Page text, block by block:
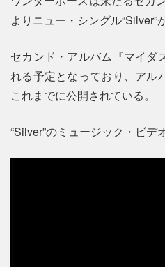
よりニュー・シングル“Silver”
セカンド・アルバム『マイダ
れる予定となっており、アル
これまでに公開されている。
“Silver”のミュージック・ビデ